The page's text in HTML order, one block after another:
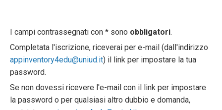
I campi contrassegnati con * sono obbligatori.
Completata l'iscrizione, riceverai per e-mail (dall'indirizzo
appinventory4edu@uniud.it) il link per impostare la tua
password.
Se non dovessi ricevere l'e-mail con il link per impostare
la password o per qualsiasi altro dubbio e domanda,